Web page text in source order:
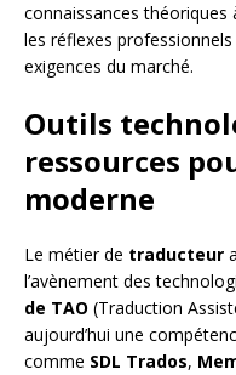
connaissances théoriques
les réflexes
exigences du marché.
Outils
ressources
moderne
Le métier de traducteur
l’avènement des
de TAO (Traduction
aujourd’hui une
comme SDL Trados,